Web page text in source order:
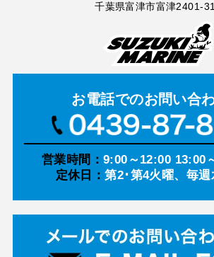
千葉県富津市富津2401-
お電話でのお問い合
営業時間： 9:00～12:00 13:00
定休日：第2･第4火曜、毎週